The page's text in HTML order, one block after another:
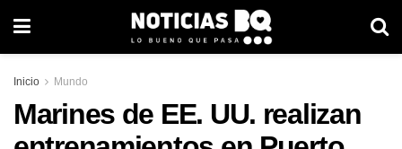
Inicio Mundo
Marines de EE. UU. realizan